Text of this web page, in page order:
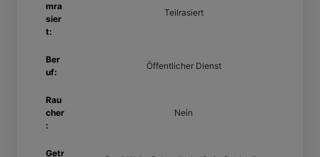
mra
sier
t:
Teilrasiert
Ber
uf:
Öffentlicher Dienst
Rau
cher
:
Nein
Getr